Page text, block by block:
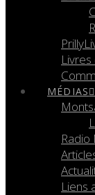
MÉDIAS
Radio
Liens